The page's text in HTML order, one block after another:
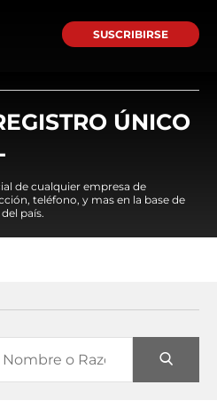
SUSCRIBIRSE
ÚNICO
de cualquier empresa de
teléfono, y mas en la base de
país.